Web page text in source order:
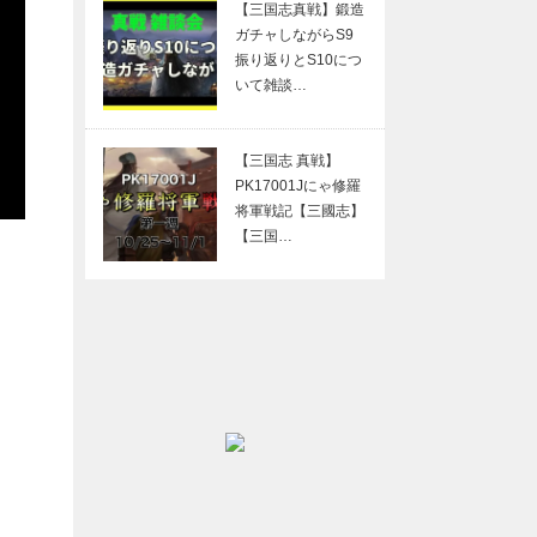
【三国志真戦】鍛造
ガチャしながらS9
振り返りとS10につ
いて雑談…
【三国志 真戦】
PK17001Jにゃ修羅
将軍戦記【三國志】
【三国…